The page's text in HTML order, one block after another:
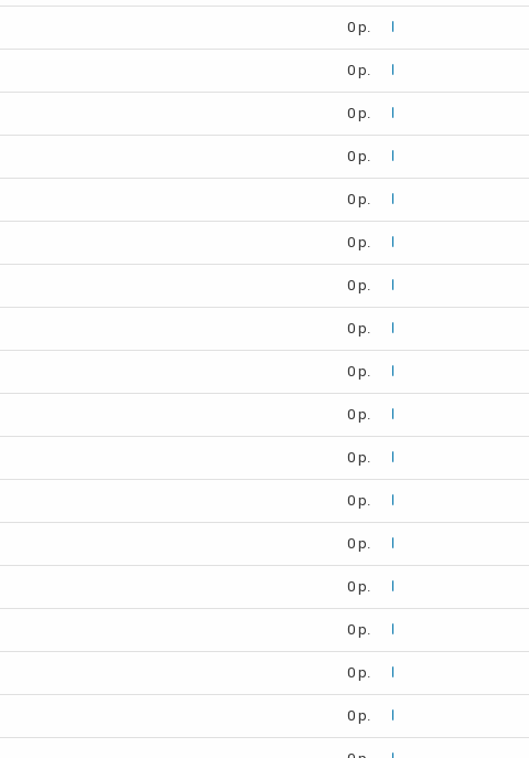
0 p.
0 p.
0 p.
0 p.
0 p.
0 p.
0 p.
0 p.
0 p.
0 p.
0 p.
0 p.
0 p.
0 p.
0 p.
0 p.
0 p.